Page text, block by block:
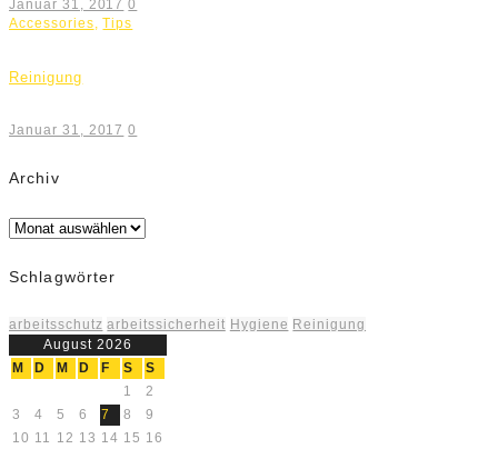
Januar 31, 2017 0
Accessories,Tips
Reinigung
Januar 31, 2017 0
Archiv
Archiv
Schlagwörter
arbeitsschutz arbeitssicherheit Hygiene Reinigung
August 2026
M
D M D F S
S
1
2
3
4 5 6 7 8
9
10 11 12 13 14 15 16